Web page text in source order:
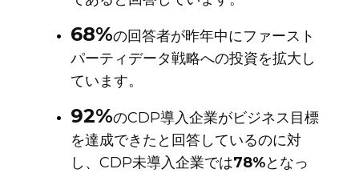
68%の回答者が昨年中にファースト
パーティデータ戦略への投資を拡大し
ています。
92%のCDP導入企業がビジネス目標
を達成できたと回答しているのに対
し、CDP未導入企業では78%となっ